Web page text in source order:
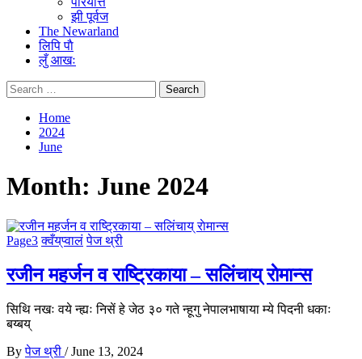
झी पूर्वज
The Newarland
लिपि पाै
लुँ आखः
Search
for:
Home
2024
June
Month: June 2024
Page3 क्वँय्‌प्वालं पेज थ्री
रजीन महर्जन व राष्ट्रिकाया – सलिंचाय् राेमान्स
सिथि नखः वये न्ह्यः निसें हे जेठ ३० गते न्हूगु नेपालभाषाया म्ये पिदनी धकाः
बय्बय्
By पेज थ्री / June 13, 2024